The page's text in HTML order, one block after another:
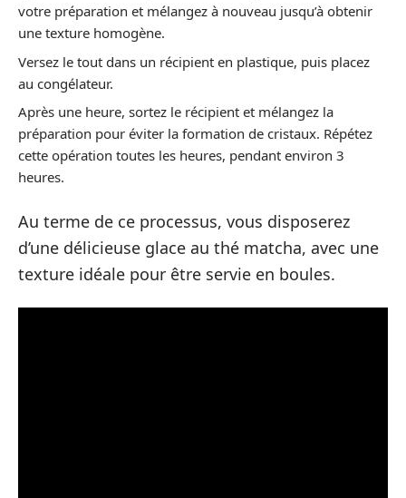
votre préparation et mélangez à nouveau jusqu’à obtenir
une texture homogène.
Versez le tout dans un récipient en plastique, puis placez
au congélateur.
Après une heure, sortez le récipient et mélangez la
préparation pour éviter la formation de cristaux. Répétez
cette opération toutes les heures, pendant environ 3
heures.
Au terme de ce processus, vous disposerez
d’une délicieuse glace au thé matcha, avec une
texture idéale pour être servie en boules.